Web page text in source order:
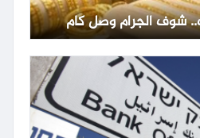
شوف الجرام وصل كام